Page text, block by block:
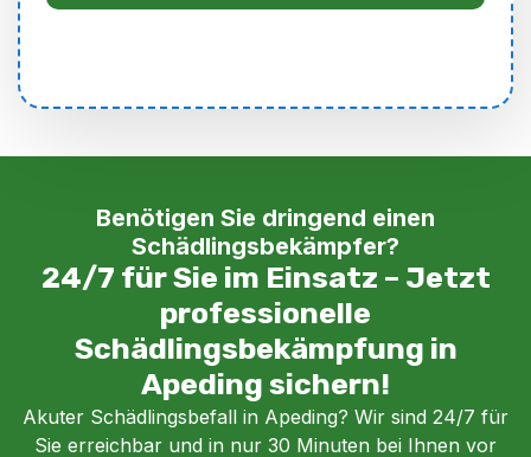
Benötigen Sie dringend einen
Schädlingsbekämpfer?
24/7 für Sie im Einsatz – Jetzt
professionelle
Schädlingsbekämpfung in
Apeding sichern!
Akuter Schädlingsbefall in Apeding? Wir sind 24/7 für
Sie erreichbar und in nur 30 Minuten bei Ihnen vor